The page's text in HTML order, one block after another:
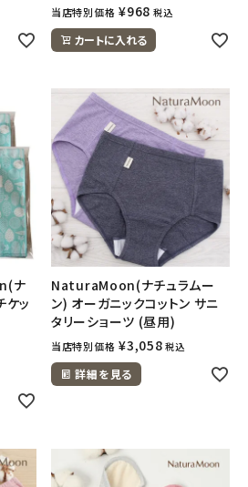
当店特別価格 ¥968 税込
カートに入れる
ナ
ケッ
NaturaMoon(ナチュラムー
ン) オーガニックコットン サニ
タリーショーツ (昼用)
当店特別価格 ¥3,058 税込
詳細を見る